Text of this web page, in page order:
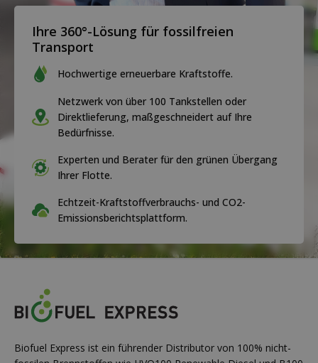
Ihre 360°-Lösung für fossilfreien
Transport
Hochwertige erneuerbare Kraftstoffe.
Netzwerk von über 100 Tankstellen oder
Direktlieferung, maßgeschneidert auf Ihre
Bedürfnisse.
Experten und Berater für den grünen Übergang
Ihrer Flotte.
Echtzeit-Kraftstoffverbrauchs- und CO2-
Emissionsberichtsplattform.
Biofuel Express ist ein führender Distributor von 100% nicht-